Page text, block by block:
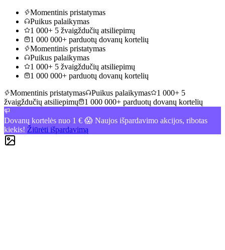
Momentinis pristatymas
Puikus palaikymas
1 000+ 5 žvaigždučių atsiliepimų
1 000 000+ parduotų dovanų kortelių
Momentinis pristatymas
Puikus palaikymas
1 000+ 5 žvaigždučių atsiliepimų
1 000 000+ parduotų dovanų kortelių
Momentinis pristatymas
Puikus palaikymas
1 000+ 5
žvaigždučių atsiliepimų
1 000 000+ parduotų dovanų kortelių
Dovanų kortelės nuo 1 € 😱 Naujos išpardavimo akcijos, ribotas
kiekis! Žiūrėti išpardavimą